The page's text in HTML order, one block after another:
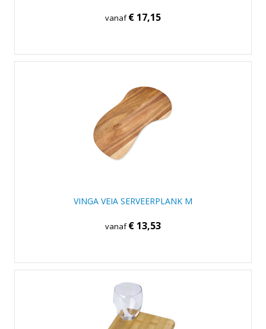
vanaf€ 17,15
VINGA VEIA SERVEERPLANK M
vanaf€ 13,53